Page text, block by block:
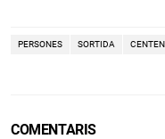
PERSONES SORTIDA
COMENTARIS